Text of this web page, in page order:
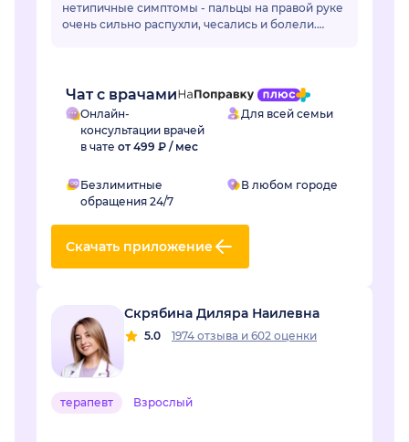
нетипичные симптомы - пальцы на правой руке
очень сильно распухли, чесались и болели.
Чат с врачами
Онлайн-
консультации врачей
в чате от 499 ₽ / мес
Для всей семьи
Безлимитные
обращения 24/7
В любом городе
Скачать приложение
Скрябина Диляра Наилевна
5.0 1974 отзыва и 602 оценки
терапевт Взрослый